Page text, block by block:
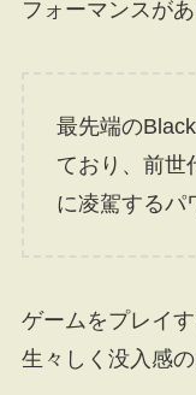
フォーマンスがあ
最先端の
ており、前世
に凌駕するパ
ゲームをプレイ
生々しく没入感